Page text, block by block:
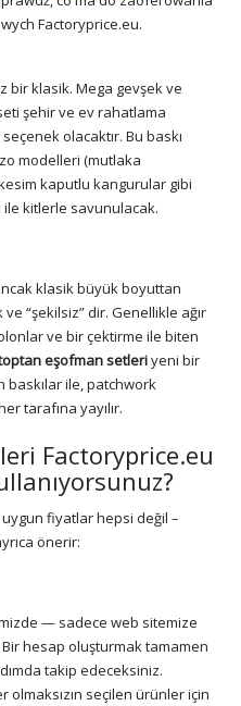
Factoryprice.eu.
bir klasik. Mega gevşek ve
şehir ve ev rahatlama
olacaktır. Bu baskı
modelleri (mutlaka
kaputlu kangurular gibi
kitlerle savunulacak.
klasik büyük boyuttan
“şekilsiz” dir. Genellikle ağır
ve bir çektirme ile biten
eşofman setleriyeni bir
baskılar ile, patchwork
tarafına yayılır.
Factoryprice.eu
fiyatlar hepsi değil –
önerir:
— sadece web sitemize
hesap oluşturmak tamamen
takip edeceksiniz.
seçilen ürünler için